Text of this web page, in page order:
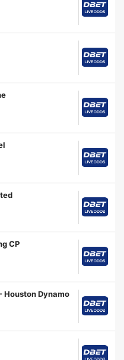
CP
-Houston Dynamo